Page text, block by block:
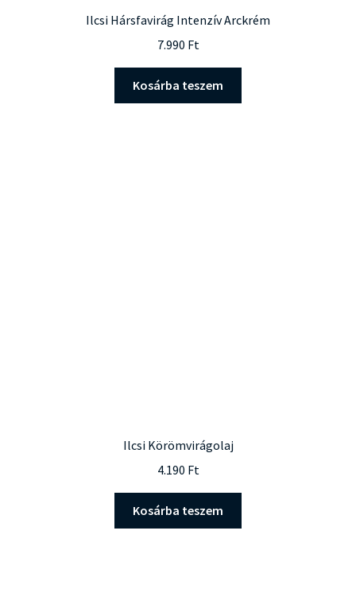
Ilcsi Hársfavirág Intenzív Arckrém
7.990 Ft
Kosárba teszem
Ilcsi Körömvirágolaj
4.190 Ft
Kosárba teszem